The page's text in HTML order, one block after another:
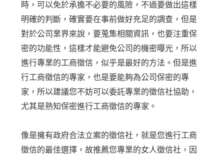
時，可以免於承擔不必要的風險，不過要做出這樣
明確的判斷，確實要在事前做好充足的調查，但是
對於公司業界來說，要蒐集相關資訊，也要注重保
密的功能性，這樣才能避免公司的機密曝光，所以
進行專業的工商徵信，似乎是最好的方法。但是進
行工商徵信的專家，也是要能夠為公司保密的專
家，所以建議您不妨可以委託專業的徵信社協助，
尤其是熟知保密進行工商徵信的專家。
像是擁有政府合法立案的徵信社，就是您進行工商
徵信的最佳選擇，故推薦您專業的女人徵信社，因